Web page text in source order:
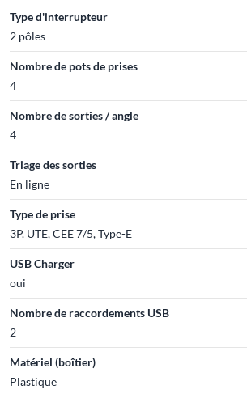
Type d'interrupteur
2 pôles
Nombre de pots de prises
4
Nombre de sorties / angle
4
Triage des sorties
En ligne
Type de prise
3P. UTE, CEE 7/5, Type-E
USB Charger
oui
Nombre de raccordements USB
2
Matériel (boîtier)
Plastique